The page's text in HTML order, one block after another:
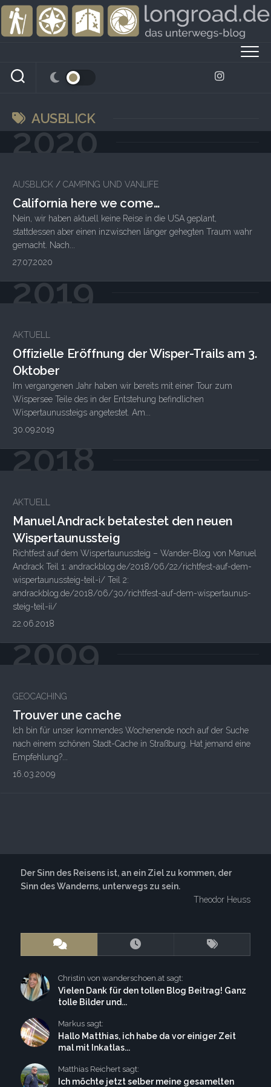
Skip
content
AUSBLICK
2020
AUSBLICK / CAMPING UND VANLIFE
California here we come…
Nein, wir haben aktuell keine Reise in die USA geplant,
stattdessen aber einen inzwischen länger gehegten Traum wahr
gemacht. Nach...
27.07.2020
2019
AKTUELL
Offizielle Eröffnung der Wisper-Trails am 3.
Oktober
Im vergangenen Jahr haben wir bereits mit einer Tour zum
Wispersee Teile des in der Entstehung befindlichen
Wispertaunussteigs angetestet. Am...
30.09.2019
2018
AKTUELL
Manuel Andrack betatestet den neuen
Wispertaunussteig
Richtfest auf dem Wispertaunussteig – Wander-Blog von Manuel
Andrack Teil 1: andrackblog.de/2018/06/22/richtfest-auf-dem-
wispertaunussteig-teil-i/ Teil 2:
andrackblog.de/2018/06/30/richtfest-auf-dem-wispertaunus-
steig-teil-ii/
22.06.2018
2009
GEOCACHING
Trouver une cache
Ich bin für unser kommendes Wochenende noch auf der Suche
nach einem schönen Stadt-Cache in Straßburg. Hat jemand eine
Empfehlung?...
16.03.2009
Der Sinn des Reisens ist, an ein Ziel zu kommen, der
Sinn des Wanderns, unterwegs zu sein.
Theodor Heuss
Christin von wanderschoen.at sagt:
Vielen Dank für den tollen Blog Beitrag! Ganz
tolle Bilder und...
Markus sagt:
Hallo Matthias, ich habe da vor einiger Zeit
mal mit Inkatlas...
Matthias Reichert sagt:
Ich möchte jetzt selber meine gesamelten